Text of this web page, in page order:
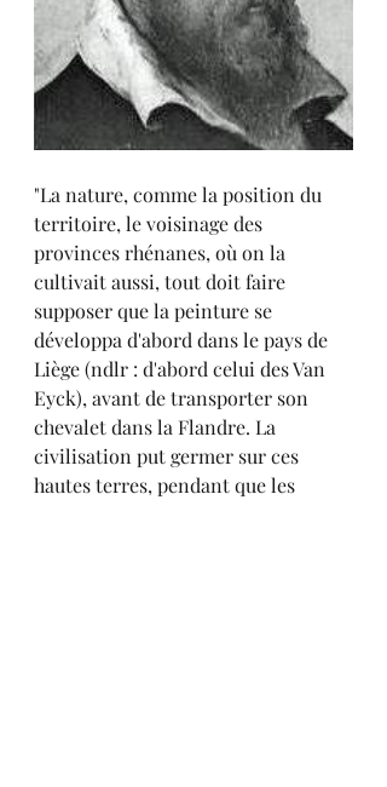
"La nature, comme la position du
territoire, le voisinage des
provinces rhénanes, où on la
cultivait aussi, tout doit faire
supposer que la peinture se
développa d'abord dans le pays de
Liège (ndlr : d'abord celui des Van
Eyck), avant de transporter son
chevalet dans la Flandre. La
civilisation put germer sur ces
hautes terres, pendant que les